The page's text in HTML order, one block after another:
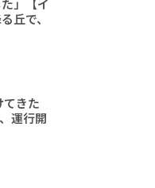
」【イ
丘で、
きた
運行開